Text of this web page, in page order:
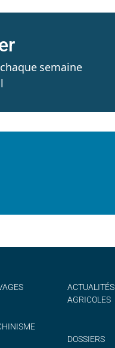
chaque semaine
ACTUALITÉS
AGRICOLES
DOSSIERS